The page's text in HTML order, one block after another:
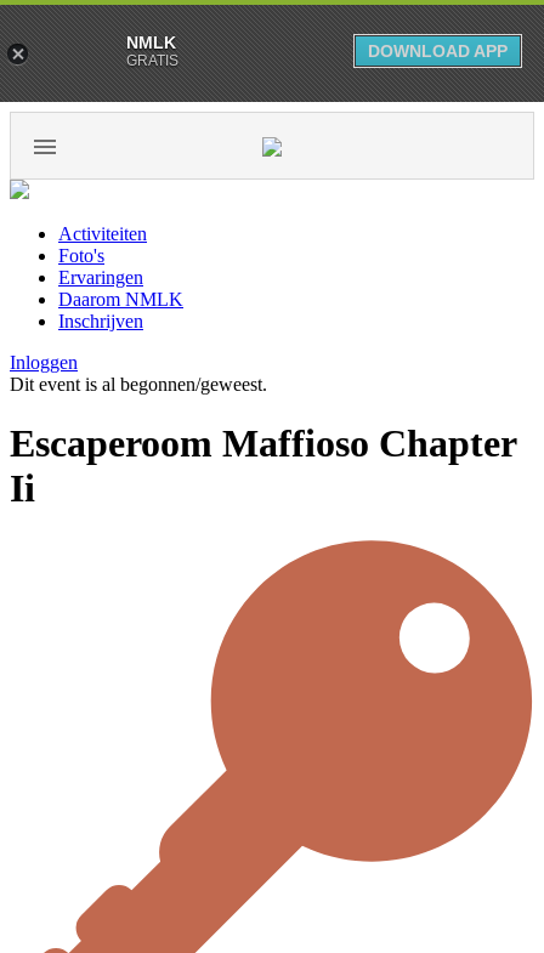
Activiteiten
Foto's
Ervaringen
Daarom NMLK
Inschrijven
Inloggen
Dit event is al begonnen/geweest.
Escaperoom Maffioso Chapter
Ii
NMLK
GRATIS DOWNLOAD APP